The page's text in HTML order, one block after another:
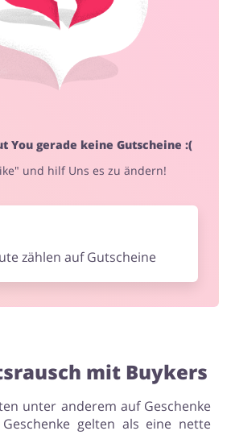
Schmuck & Uhren
You gerade keine Gutscheine :(
und hilf Uns es zu ändern!
zählen auf Gutscheine
mit Buykers
unter anderem auf Geschenke
gelten als eine nette